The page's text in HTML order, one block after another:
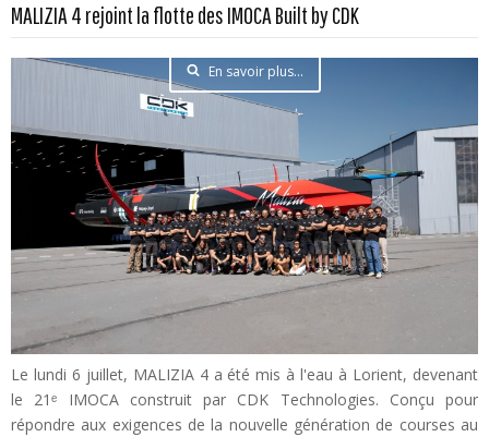
MALIZIA 4 rejoint la flotte des IMOCA Built by CDK
En savoir plus...
Le lundi 6 juillet, MALIZIA 4 a été mis à l'eau à Lorient, devenant
le 21ᵉ IMOCA construit par CDK Technologies. Conçu pour
répondre aux exigences de la nouvelle génération de courses au